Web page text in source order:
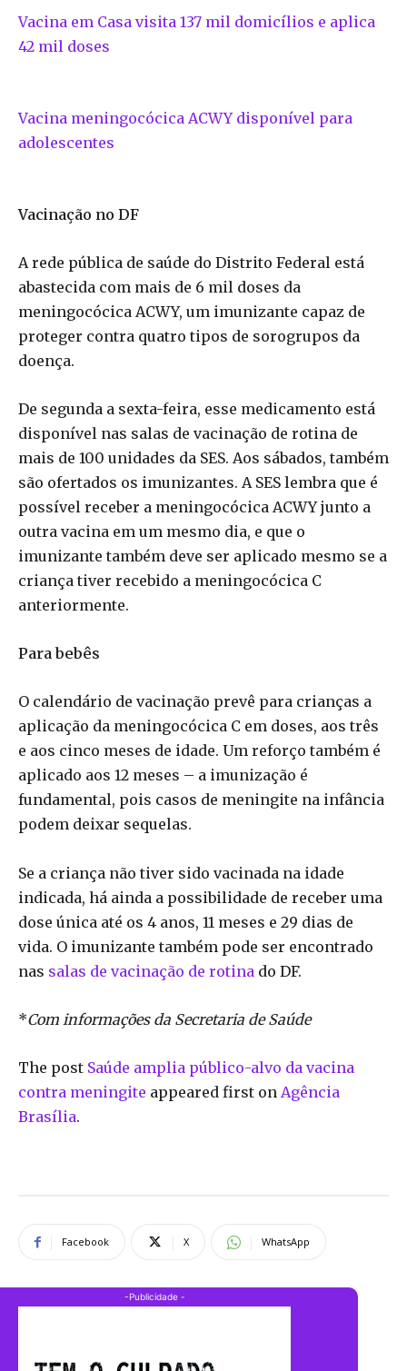
Vacina em Casa visita 137 mil domicílios e aplica
42 mil doses
Vacina meningocócica ACWY disponível para
adolescentes
Vacinação no DF
A rede pública de saúde do Distrito Federal está
abastecida com mais de 6 mil doses da
meningocócica ACWY, um imunizante capaz de
proteger contra quatro tipos de sorogrupos da
doença.
De segunda a sexta-feira, esse medicamento está
disponível nas salas de vacinação de rotina de
mais de 100 unidades da SES. Aos sábados, também
são ofertados os imunizantes. ASES lembra que é
possível receber a meningocócica ACWY junto a
outra vacina em um mesmo dia, e que o
imunizante também deve ser aplicado mesmo se a
criança tiver recebido a meningocócica C
anteriormente.
Para bebês
O calendário de vacinação prevê para crianças a
aplicação da meningocócica C em doses, aos três
e aos cinco meses de idade. Um reforço também é
aplicado aos 12 meses – a imunização é
fundamental, pois casos de meningite na infância
podem deixar sequelas.
Se a criança não tiver sido vacinada na idade
indicada, há ainda a possibilidade de receber uma
dose única até os 4 anos, 11 meses e 29 dias de
vida. O imunizante também pode ser encontrado
nas salas de vacinação de rotina do DF.
*Com informações da Secretaria de Saúde
The post Saúde amplia público-alvo da vacina
contra meningite appeared first on Agência
Brasília.
Facebook X WhatsApp
-Publicidade -